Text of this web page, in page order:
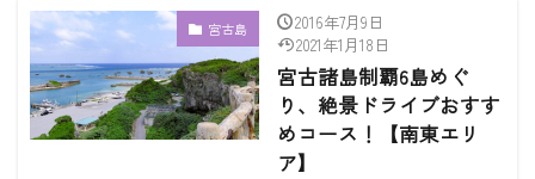
宮古島
2016年7月9日
2021年1月18日
宮古諸島制覇6島めぐ
り、絶景ドライブおすす
めコース！【南東エリ
ア】